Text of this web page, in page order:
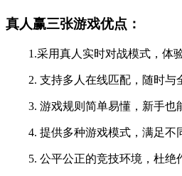
真人赢三张游戏优点：
1.采用真人实时对战模式，体
2. 支持多人在线匹配，随时与
3. 游戏规则简单易懂，新手也
4. 提供多种游戏模式，满足不
5. 公平公正的竞技环境，杜绝